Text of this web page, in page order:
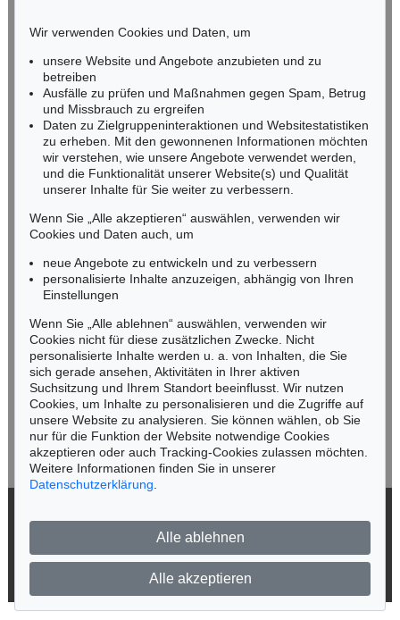
Ergebnis:€ 1.645.000
Auktion 496 - Lot 133
Heimkehrende Ziegenherde, 1920
Ergebnis:€ 1.525.000
Sertigweg, 1937
Ergebnis:€ 1.465.000
Auktion 535 - Lot 45
Ergebnis:
RHEINLAND-PFALZ
Miriam Heß
Tel.: +49 (0)62 21 58 80-038
Fax: +49 (0)62 21 58 80-595
infoheidelberg@kettererkunst.de
NORDDEUTSCHLAND
Nico Kassel, M.A.
Tel.: +49 (0)89 55244-164
Mobil: +49 (0)171 8618661
n.kassel@kettererkunst.de
Keine Auktion mehr verpassen!
Wir informieren Sie rechtzeitig.
Jetzt zum Newsletter anmelden >
© 2026 Ketterer Kunst GmbH & Co. KG
Impressum
Wir verwenden Cookies und Daten, um
unsere Website und Angebote anzubieten und zu
betreiben
Ausfälle zu prüfen und Maßnahmen gegen Spam, Betrug
und Missbrauch zu ergreifen
Daten zu Zielgruppeninteraktionen und Websitestatistiken
zu erheben. Mit den gewonnenen Informationen möchten
wir verstehen, wie unsere Angebote verwendet werden,
und die Funktionalität unserer Website(s) und Qualität
unserer Inhalte für Sie weiter zu verbessern.
Wenn Sie „Alle akzeptieren“ auswählen, verwenden wir
Cookies und Daten auch, um
neue Angebote zu entwickeln und zu verbessern
personalisierte Inhalte anzuzeigen, abhängig von Ihren
Einstellungen
Wenn Sie „Alle ablehnen“ auswählen, verwenden wir
Cookies nicht für diese zusätzlichen Zwecke. Nicht
personalisierte Inhalte werden u. a. von Inhalten, die Sie
sich gerade ansehen, Aktivitäten in Ihrer aktiven
Suchsitzung und Ihrem Standort beeinflusst. Wir nutzen
Cookies, um Inhalte zu personalisieren und die Zugriffe auf
unsere Website zu analysieren. Sie können wählen, ob Sie
nur für die Funktion der Website notwendige Cookies
akzeptieren oder auch Tracking-Cookies zulassen möchten.
Weitere Informationen finden Sie in unserer
Datenschutzerklärung
Alle ablehnen
Alle akzeptieren